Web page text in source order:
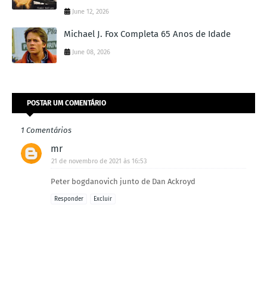
June 12, 2026
Michael J. Fox Completa 65 Anos de Idade
June 08, 2026
POSTAR UM COMENTÁRIO
1 Comentários
mr
21 de novembro de 2021 às 16:53
Peter bogdanovich junto de Dan Ackroyd
Responder Excluir